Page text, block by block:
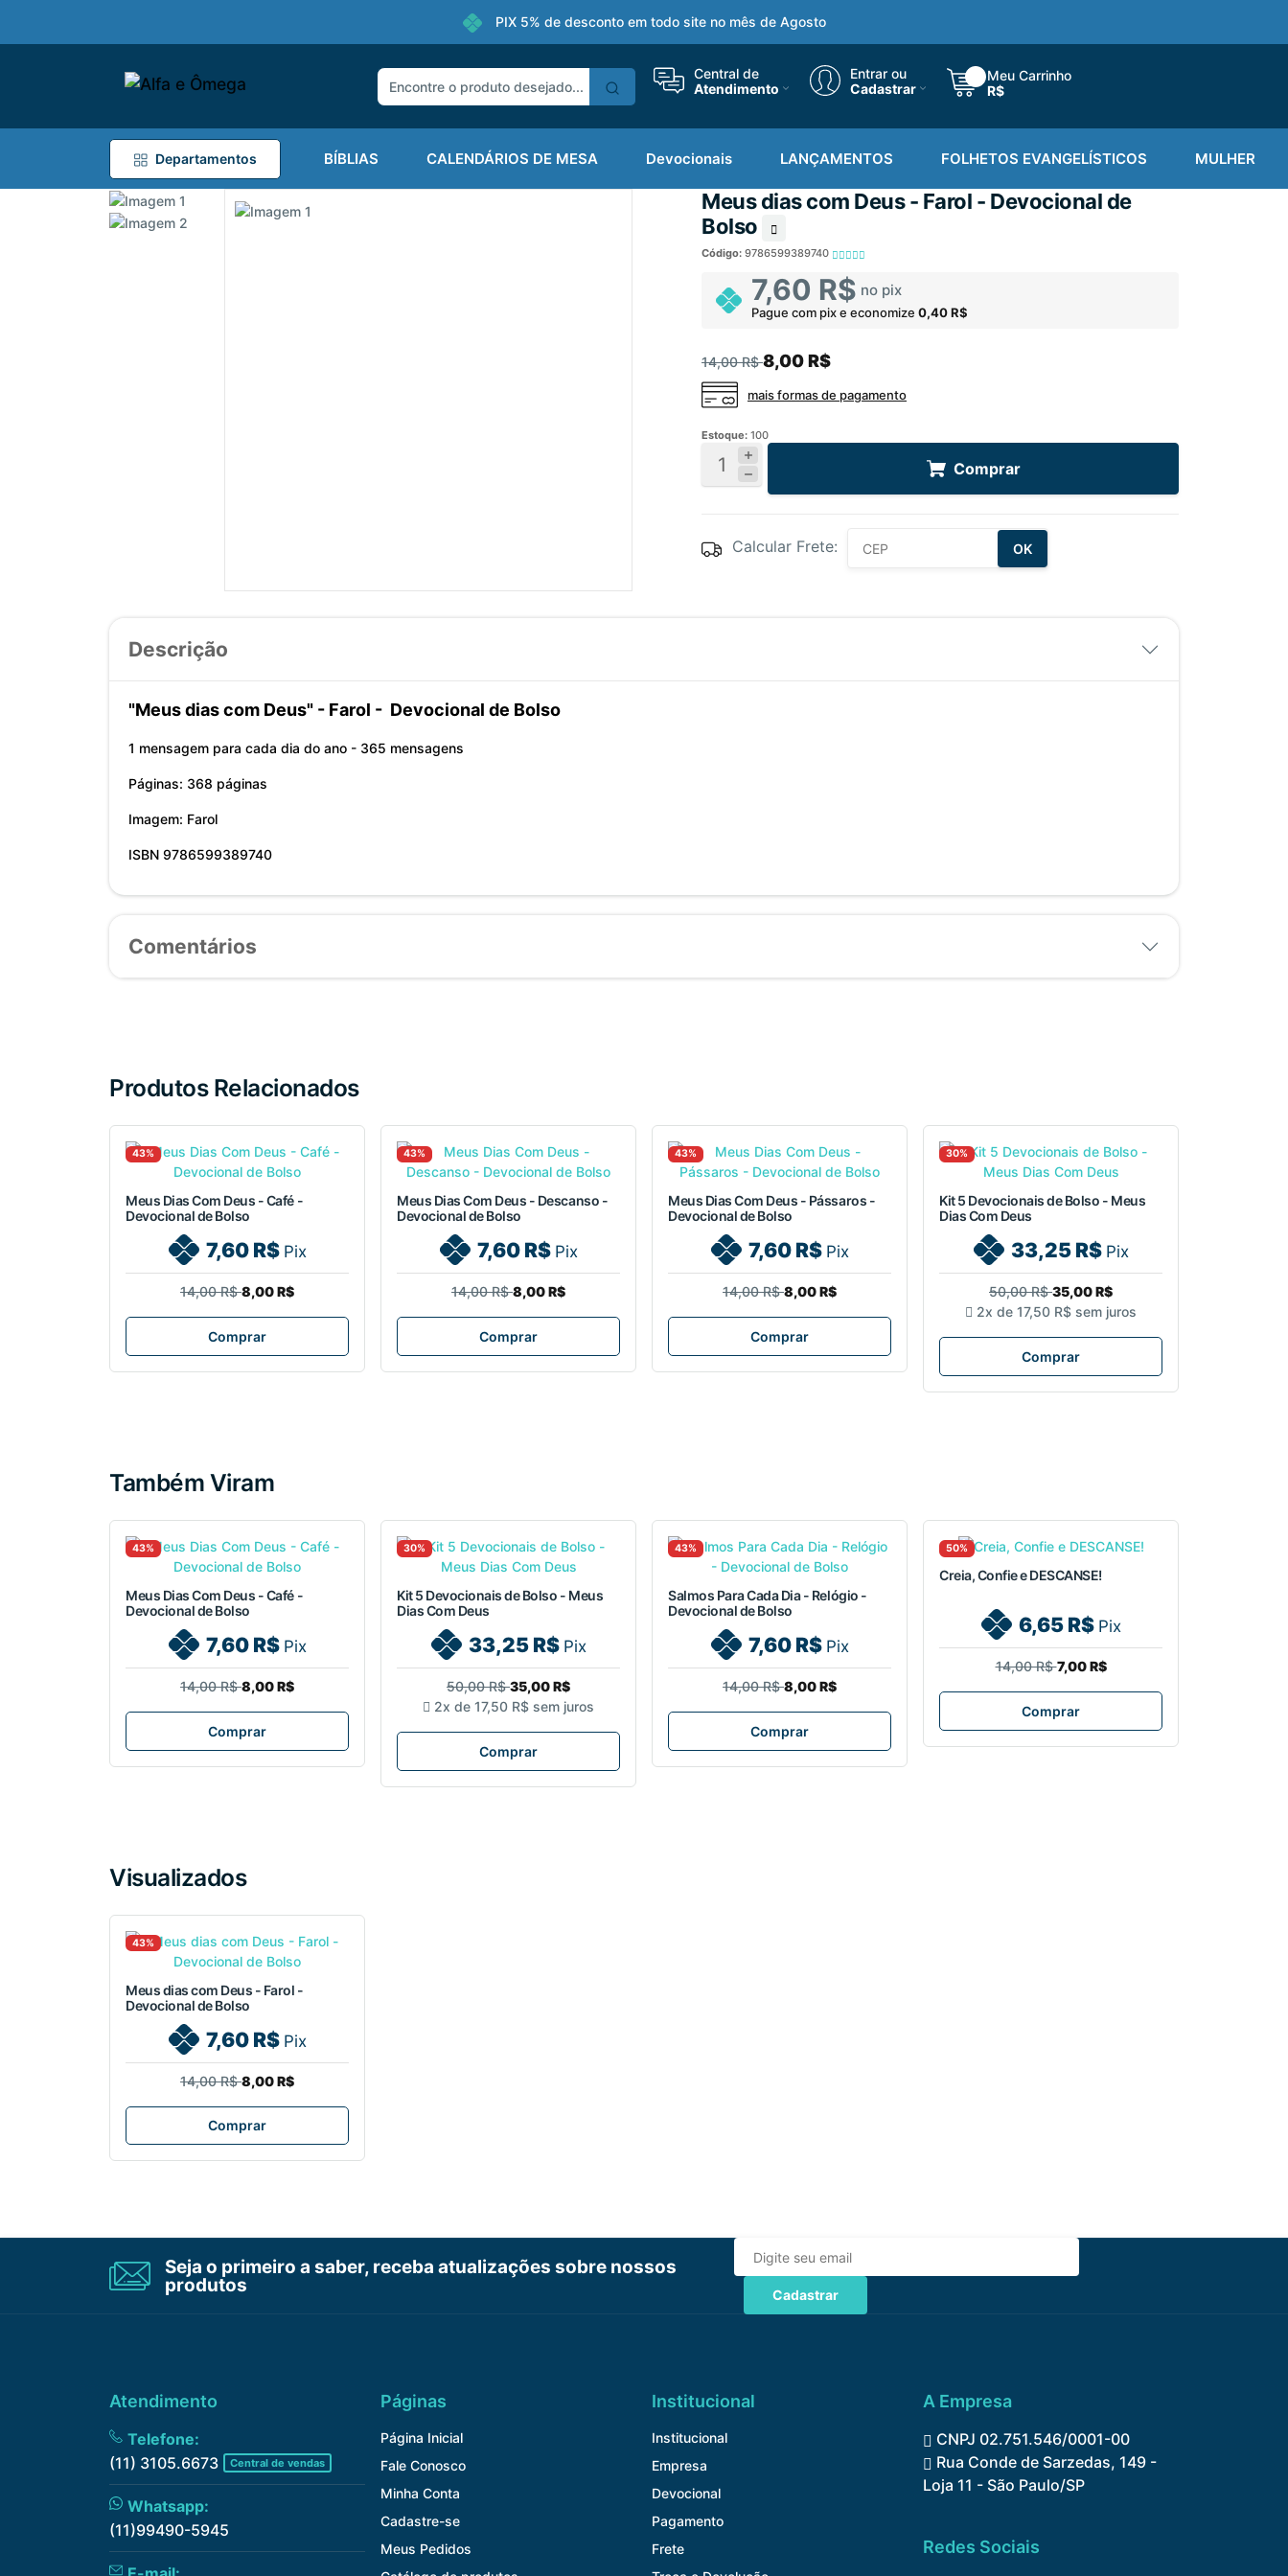
PIX 5% de desconto em todo site no mês de Agosto
Central de
Atendimento
Entrar ou
Cadastrar
Meu Carrinho
R$
Departamentos BÍBLIAS CALENDÁRIOS DE MESA Devocionais LANÇAMENTOS FOLHETOS EVANGELÍSTICOS MULHER
Meus dias com Deus - Farol - Devocional de
Bolso
Código: 9786599389740
7,60 R$ no pix
Pague com pix e economize 0,40 R$
14,00 R$8,00 R$
mais formas de pagamento
Estoque: 100
Comprar
Calcular Frete: OK
Descrição
"Meus dias com Deus" - Farol - Devocional de Bolso
1 mensagem para cada dia do ano - 365 mensagens
Páginas: 368 páginas
Imagem: Farol
ISBN 9786599389740
Comentários
Produtos Relacionados
43%
Meus Dias Com Deus - Café -
Devocional de Bolso
7,60 R$ Pix
14,00 R$8,00 R$
Comprar
43%
Meus Dias Com Deus - Descanso -
Devocional de Bolso
7,60 R$ Pix
14,00 R$8,00 R$
Comprar
43%
Meus Dias Com Deus - Pássaros -
Devocional de Bolso
7,60 R$ Pix
14,00 R$8,00 R$
Comprar
30%
Kit 5 Devocionais de Bolso - Meus
Dias Com Deus
33,25 R$ Pix
50,00 R$35,00 R$
2x de 17,50 R$ sem juros
Comprar
Também Viram
43%
Meus Dias Com Deus - Café -
Devocional de Bolso
7,60 R$ Pix
14,00 R$8,00 R$
Comprar
30%
Kit 5 Devocionais de Bolso - Meus
Dias Com Deus
33,25 R$ Pix
50,00 R$35,00 R$
2x de 17,50 R$ sem juros
Comprar
43%
Salmos Para Cada Dia - Relógio -
Devocional de Bolso
7,60 R$ Pix
14,00 R$8,00 R$
Comprar
50%
Creia, Confie e DESCANSE!
6,65 R$ Pix
14,00 R$7,00 R$
Comprar
Visualizados
43%
Meus dias com Deus - Farol -
Devocional de Bolso
7,60 R$ Pix
14,00 R$8,00 R$
Comprar
Seja o primeiro a saber, receba atualizações sobre nossos
produtos
Cadastrar
Atendimento
Telefone:
(11) 3105.6673
Central de vendas
Whatsapp:
(11)99490-5945
Páginas
Página Inicial
Fale Conosco
Minha Conta
Cadastre-se
Meus Pedidos
Institucional
Institucional
Empresa
Devocional
Pagamento
Frete
A Empresa
CNPJ 02.751.546/0001-00
Rua Conde de Sarzedas, 149 -
Loja 11 - São Paulo/SP
Redes Sociais